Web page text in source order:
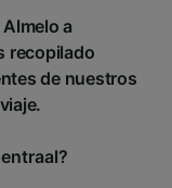
a
recopilado
de nuestros